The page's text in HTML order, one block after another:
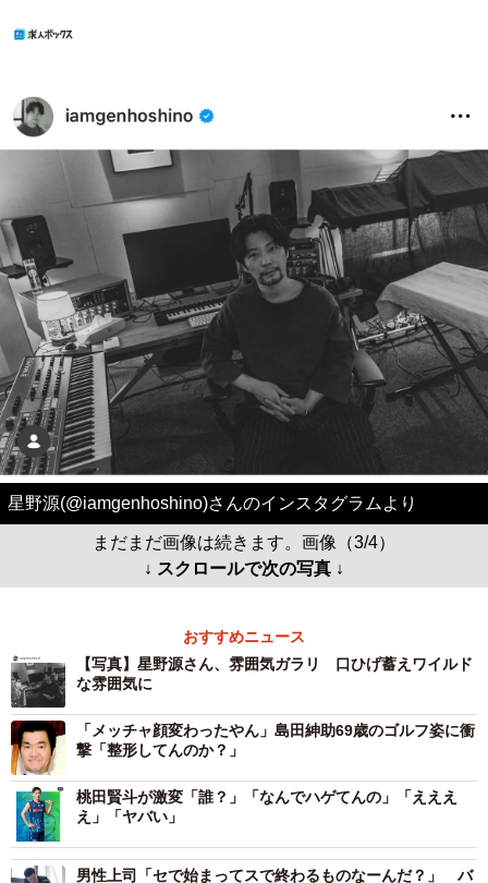
星野源(@iamgenhoshino)さんのインスタグラムより
まだまだ画像は続きます。画像（3/4）
↓ スクロールで次の写真 ↓
おすすめニュース
【写真】星野源さん、雰囲気ガラリ 口ひげ蓄えワイルド
な雰囲気に
「メッチャ顔変わったやん」島田紳助69歳のゴルフ姿に衝
撃「整形してんのか？」
桃田賢斗が激変「誰？」「なんでハゲてんの」「えええ
え」「ヤバい」
男性上司「セで始まってスで終わるものなーんだ？」 バ